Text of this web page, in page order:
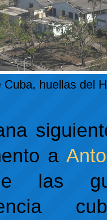
Cuba, huellas del
a
las